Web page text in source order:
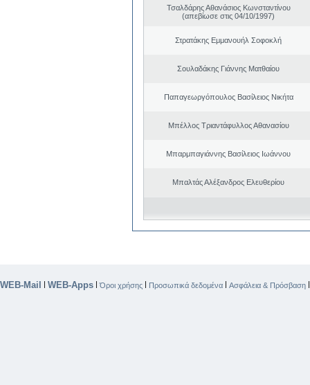
Τσαλδάρης Αθανάσιος Κωνσταντίνου
(απεβίωσε στις 04/10/1997)
Στρατάκης Εμμανουήλ Σοφοκλή
Σουλαδάκης Γιάννης Ματθαίου
Παπαγεωργόπουλος Βασίλειος Νικήτα
Μπέλλος Τριαντάφυλλος Αθανασίου
Μπαρμπαγιάννης Βασίλειος Ιωάννου
Μπαλτάς Αλέξανδρος Ελευθερίου
WEB-Mail | WEB-Apps |Όροι χρήσης | Προσωπικά δεδομένα | Ασφάλεια & Πρόσβαση